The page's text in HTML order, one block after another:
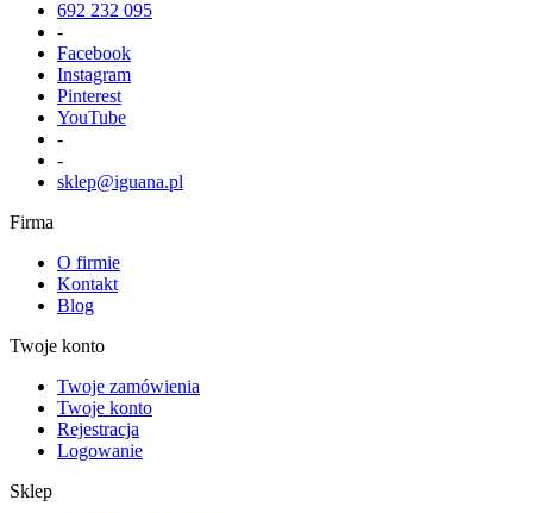
692 232 095
-
Facebook
Instagram
Pinterest
YouTube
-
-
sklep@iguana.pl
Firma
O firmie
Kontakt
Blog
Twoje konto
Twoje zamówienia
Twoje konto
Rejestracja
Logowanie
Sklep